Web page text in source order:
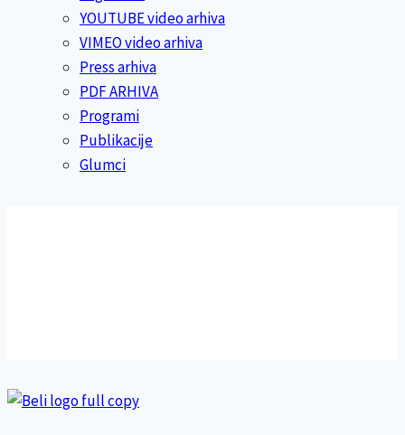
YOUTUBE video arhiva
VIMEO video arhiva
Press arhiva
PDF ARHIVA
Programi
Publikacije
Glumci